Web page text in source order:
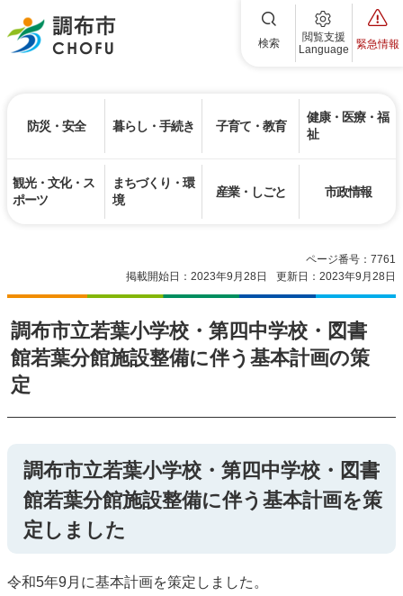
調布市 検索
閲覧支援
Language
緊急情報
防災・安全 暮らし・手続き 子育て・教育
健康・医療・福
祉
観光・文化・ス
ポーツ
まちづくり・環
境
産業・しごと 市政情報
ページ番号：7761
掲載開始日：2023年9月28日
更新日：2023年9月28日
調布市立若葉小学校・第四中学校・図書
館若葉分館施設整備に伴う基本計画の策
定
調布市立若葉小学校・第四中学校・図書
館若葉分館施設整備に伴う基本計画を策
定しました
令和5年9月に基本計画を策定しました。